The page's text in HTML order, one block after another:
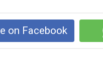
on Facebook